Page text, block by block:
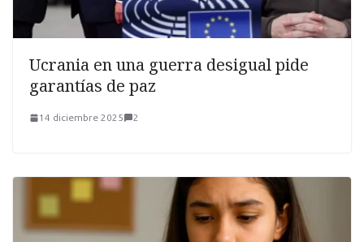
Ucrania en una guerra desigual pide
garantías de paz
14 diciembre 2025 2